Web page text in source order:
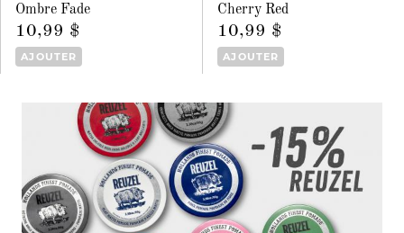
Ombre Fade
10,99 $
AJOUTER
Cherry Red
10,99 $
AJOUTER